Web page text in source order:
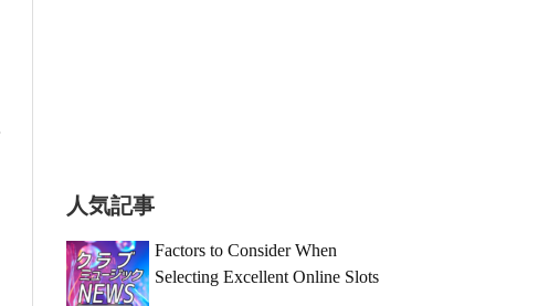
人気記事
Factors to Consider When
Selecting Excellent Online Slots